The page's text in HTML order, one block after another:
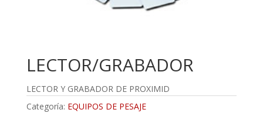
LECTOR/GRABADOR
LECTOR Y GRABADOR DE PROXIMID
Categoría: EQUIPOS DE PESAJE